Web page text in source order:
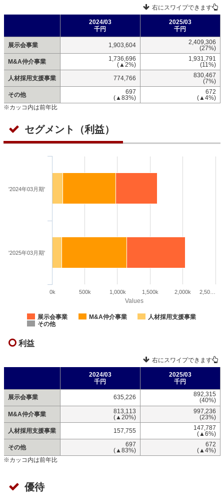
右にスワイプできます
2024/03
千円
2025/03
千円
展示会事業 1,903,604
2,409,306
(27%)
M&A仲介事業
1,736,696
(▲2%)
1,931,791
(11%)
人材採用支援事業
774,766
830,467
(7%)
その他
697
(▲83%)
672
(▲4%)
※カッコ内は前年比
セグメント（利益）
Values
展示会事業 M&A仲介事業
人材採用支援事業
その他
'2024年03月期'
'2025年03月期'
0k 500k 1,000k 1,500k 2,000k 2,50…
利益
右にスワイプできます
2024/03
千円
2025/03
千円
展示会事業 635,226
892,315
(40%)
M&A仲介事業
813,113
(▲20%)
997,236
(23%)
人材採用支援事業
157,755
147,787
(▲6%)
その他
697
(▲83%)
672
(▲4%)
※カッコ内は前年比
優待